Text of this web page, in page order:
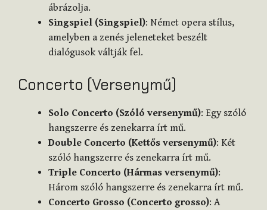
ábrázolja.
Singspiel (Singspiel): Német opera stílus,
amelyben a zenés jeleneteket beszélt
dialógusok váltják fel.
Concerto (Versenymű)
Solo Concerto (Szóló versenymű): Egy szóló
hangszerre és zenekarra írt mű.
Double Concerto (Kettős versenymű): Két
szóló hangszerre és zenekarra írt mű.
Triple Concerto (Hármas versenymű):
Három szóló hangszerre és zenekarra írt mű.
Concerto Grosso (Concerto grosso): A